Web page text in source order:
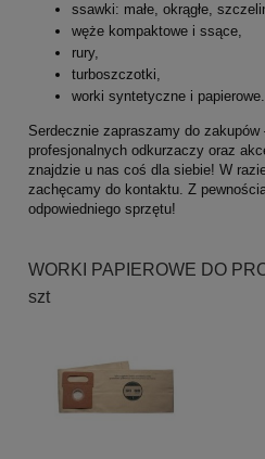
ssawki: małe, okrągłe,
węże kompaktowe i ssące,
rury,
turboszczotki,
worki syntetyczne i papierowe.
Serdecznie zapraszamy do zakupów
profesjonalnych odkurzaczy oraz
znajdzie u nas coś dla siebie! W
zachęcamy do kontaktu. Z
odpowiedniego sprzętu!
WORKI PAPIEROWE DO
szt